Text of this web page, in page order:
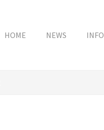
HOME NEWS INFO